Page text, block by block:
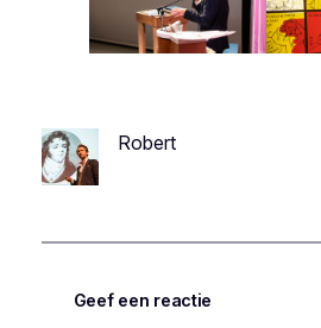
Robert
Geef een reactie